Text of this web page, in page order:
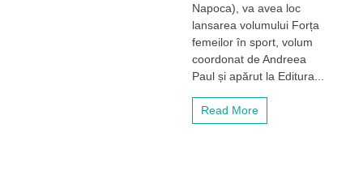
„Forța
femeilor
în
sport”!
Napoca), va avea loc
lansarea volumului Forța
femeilor în sport, volum
coordonat de Andreea
Paul și apărut la Editura...
Read More